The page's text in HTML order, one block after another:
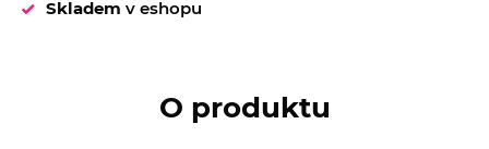
Skladem v eshopu
O produktu